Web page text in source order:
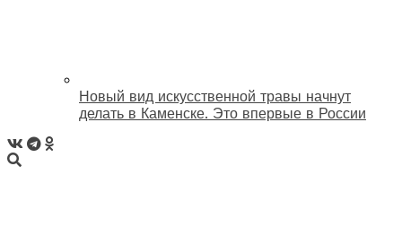
Новый вид искусственной травы начнут
делать в Каменске. Это впервые в России